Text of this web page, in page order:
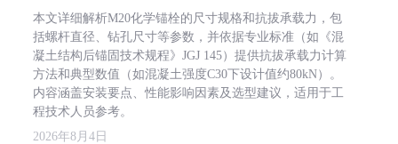
本文详细解析M20化学锚栓的尺寸规格和抗拔承载力，包
括螺杆直径、钻孔尺寸等参数，并依据专业标准（如《混
凝土结构后锚固技术规程》JGJ 145）提供抗拔承载力计算
方法和典型数值（如混凝土强度C30下设计值约80kN）。
内容涵盖安装要点、性能影响因素及选型建议，适用于工
程技术人员参考。
2026年8月4日